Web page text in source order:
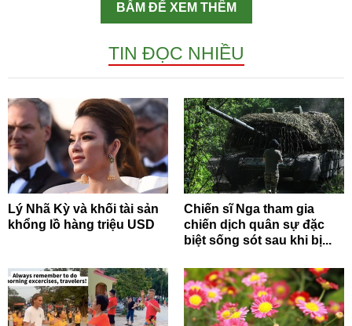
BẤM ĐỂ XEM THÊM
TIN ĐỌC NHIỀU
Lý Nhã Kỳ và khối tài sản
khổng lồ hàng triệu USD
Chiến sĩ Nga tham gia
chiến dịch quân sự đặc
biệt sống sót sau khi bị...